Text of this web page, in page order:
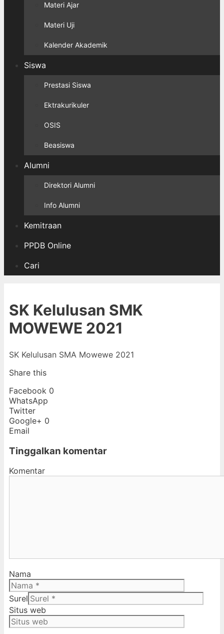
Materi Ajar
Materi Uji
Kalender Akademik
Siswa
Prestasi Siswa
Ektrakurikuler
OSIS
Beasiswa
Alumni
Direktori Alumni
Info Alumni
Kemitraan
PPDB Online
Cari
SK Kelulusan SMK
MOWEWE 2021
SK Kelulusan SMA Mowewe 2021
Share this
Facebook 0
WhatsApp
Twitter
Google+ 0
Email
Tinggalkan komentar
Komentar
Nama
Surel
Situs web